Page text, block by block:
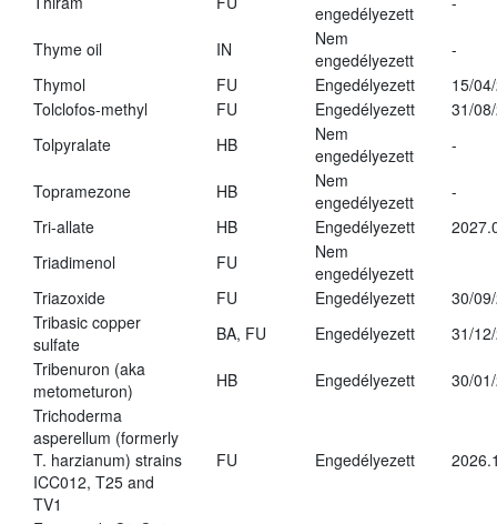
engedélyezett
Thyme oil IN
Nem
engedélyezett
-
Thymol
FU Engedélyezett
15/
Tolclofos-methyl
FU Engedélyezett
31/
Tolpyralate
HB
Nem
engedélyezett
-
Topramezone HB
Nem
engedélyezett
-
Tri-allate
HB Engedélyezett
Triadimenol
FU
Nem
engedélyezett
Triazoxide
FU Engedélyezett
30/
Tribasic copper
sulfate
BA, FU Engedélyezett
31/
Tribenuron (aka
metometuron)
HB Engedélyezett
30/
Trichoderma
asperellum (formerly
T. harzianum) strains
ICC012, T25 and
TV1
FU Engedélyezett